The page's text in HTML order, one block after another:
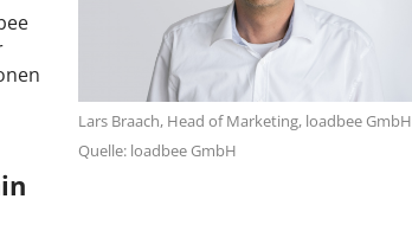
Lars Braach, Head of Marketing, loadbee GmbH
Quelle: loadbee GmbH